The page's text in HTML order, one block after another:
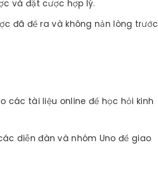
và đặt cược hợp lý.
đã đề ra và không nản lòng trước
các tài liệu online để học hỏi kinh
diễn đàn và nhóm Uno để giao